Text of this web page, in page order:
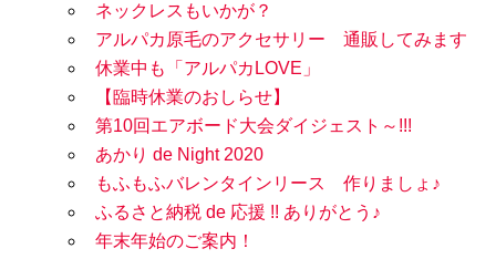
ネックレスもいかが？
アルパカ原毛のアクセサリー 通販してみます
休業中も「アルパカLOVE」
【臨時休業のおしらせ】
第10回エアボード大会ダイジェスト～!!!
あかり de Night 2020
もふもふバレンタインリース 作りましょ♪
ふるさと納税 de 応援 !! ありがとう♪
年末年始のご案内！